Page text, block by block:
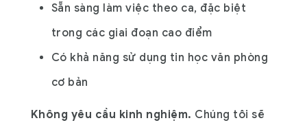
Sẵn sàng làm việc theo ca, đặc biệt
trong các giai đoạn cao điểm
Có khả năng sử dụng tin học văn phòng
cơ bản
Không yêu cầu kinh nghiệm. Chúng tôi sẽ